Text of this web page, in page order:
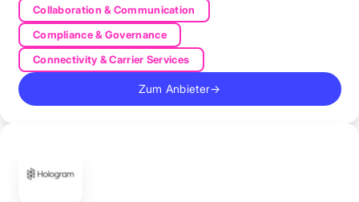
Collaboration & Communication
Compliance & Governance
Connectivity & Carrier Services
Zum Anbieter→